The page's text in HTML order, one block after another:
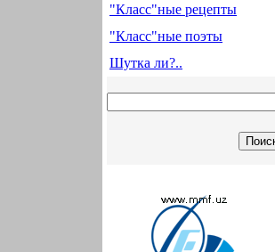
"Класс"ные рецепты
"Класс"ные поэты
Шутка ли?..